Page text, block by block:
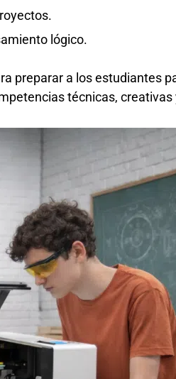
lógico.
preparar a los estudiantes
técnicas, creativas